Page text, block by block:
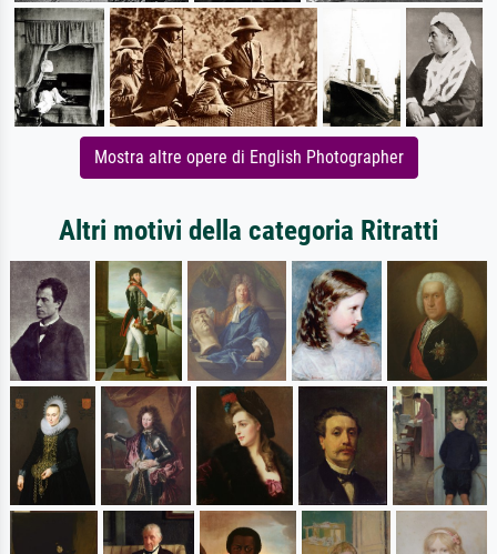
Mostra altre opere di English Photographer
Altri motivi della categoria Ritratti